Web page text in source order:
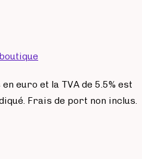
euro et la TVA de 5.5% est
Frais de port non inclus.